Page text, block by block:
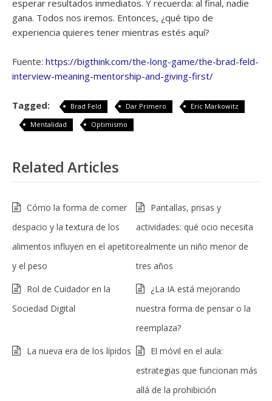
esperar resultados inmediatos. Y recuerda: al final, nadie
gana. Todos nos iremos. Entonces, ¿qué tipo de
experiencia quieres tener mientras estés aquí?
Fuente: https://bigthink.com/the-long-game/the-brad-feld-
interview-meaning-mentorship-and-giving-first/
Tagged: Brad Feld Dar Primero
Eric Markowitz
Mentalidad
Optimismo
Related Articles
Cómo la forma de comer
despacio y la textura de los
alimentos influyen en el apetito
y el peso
Pantallas, prisas y
actividades: qué ocio necesita
realmente un niño menor de
tres años
Rol de Cuidador en la
Sociedad Digital
¿La IA está mejorando
nuestra forma de pensar o la
reemplaza?
La nueva era de los lípidos
El móvil en el aula:
estrategias que funcionan más
allá de la prohibición